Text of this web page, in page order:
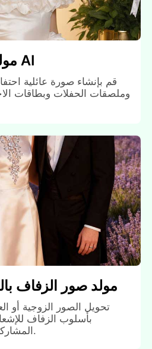
مولد صور عيد ميلاد AI
قم بإنشاء صورة عائلية
وملصقات الحفلات وبطاقات
مولد صور الزفاف
تحويل الصور الزوجية أو
بأسلوب الزفاف
المشاركات ، مشاركة الذكريات.